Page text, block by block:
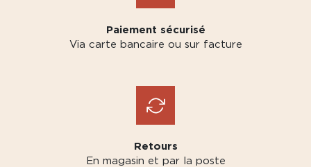
Paiement sécurisé
Via carte bancaire ou sur facture
Retours
En magasin et par la poste